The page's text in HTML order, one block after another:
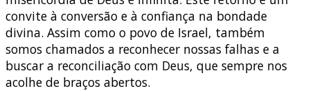
convite à conversão e à confiança na bondade
divina. Assim como o povo de Israel, também
somos chamados a reconhecer nossas falhas e a
buscar a reconciliação com Deus, que sempre nos
acolhe de braços abertos.